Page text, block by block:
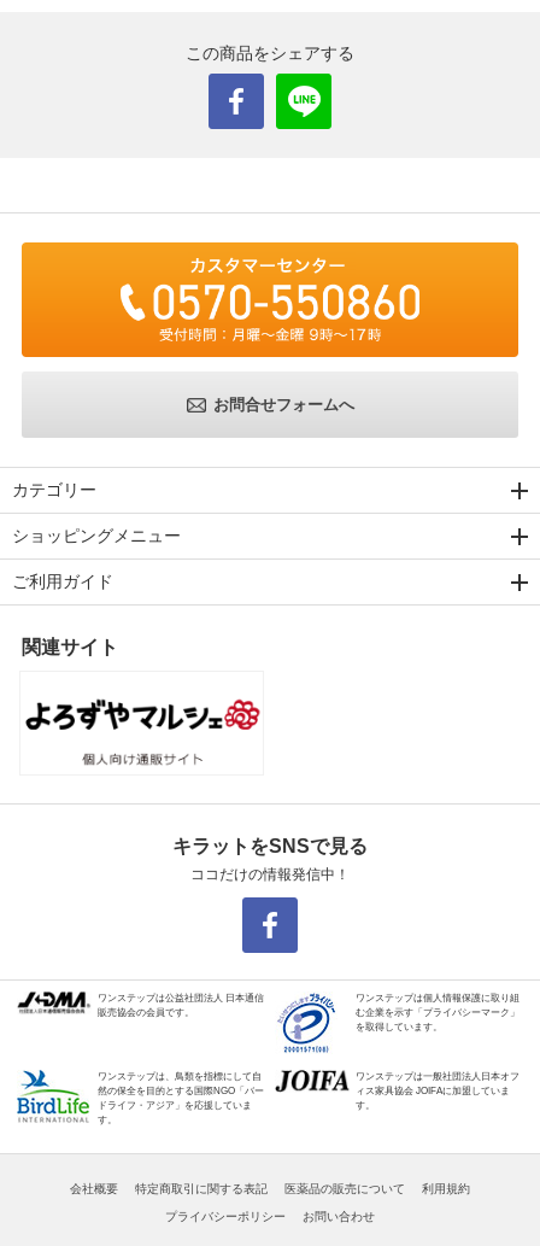
この商品をシェアする
お問合せフォームへ
カテゴリー
ショッピングメニュー
ご利用ガイド
関連サイト
キラットをSNSで見る
ココだけの情報発信中！
ワンステップは公益社団法人 日本通信
販売協会の会員です。
ワンステップは個人情報保護に取り組
む企業を示す「プライバシーマーク」
を取得しています。
ワンステップは、鳥類を指標にして自
然の保全を目的とする国際NGO「バー
ドライフ・アジア」を応援していま
す。
ワンステップは一般社団法人日本オフ
ィス家具協会 JOIFAに加盟していま
す。
会社概要 特定商取引に関する表記 医薬品の販売について 利用規約
プライバシーポリシー お問い合わせ